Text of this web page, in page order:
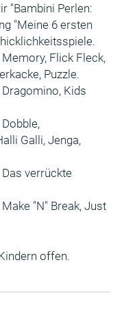
"Bambini Perlen:
"Meine 6 ersten
Memory, Flick Fleck,
Puzzle.
Dragomino, Kids
Dobble,
Galli, Jenga,
Das verrückte
Make "N" Break, Just
offen.